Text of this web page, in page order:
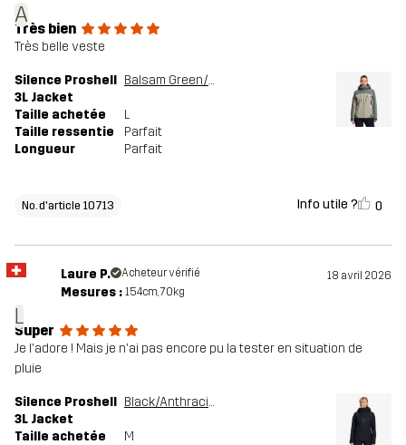
A
Très bien
Très belle veste
Silence Proshell
3L Jacket
Balsam Green/Shadow
Taille achetée
L
Taille ressentie
Parfait
Longueur
Parfait
No. d'article 10713 Info utile ? 0
L
Laure P. Acheteur vérifié 18 avril 2026
Mesures : 154cm, 70kg
Super
Je l'adore ! Mais je n'ai pas encore pu la tester en situation de
pluie
Silence Proshell
3L Jacket
Black/Anthracite
Taille achetée
M